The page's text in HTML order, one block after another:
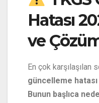
Hatası
ve
En çok karşılaşılan
güncelleme hatası
Bunun başlıca